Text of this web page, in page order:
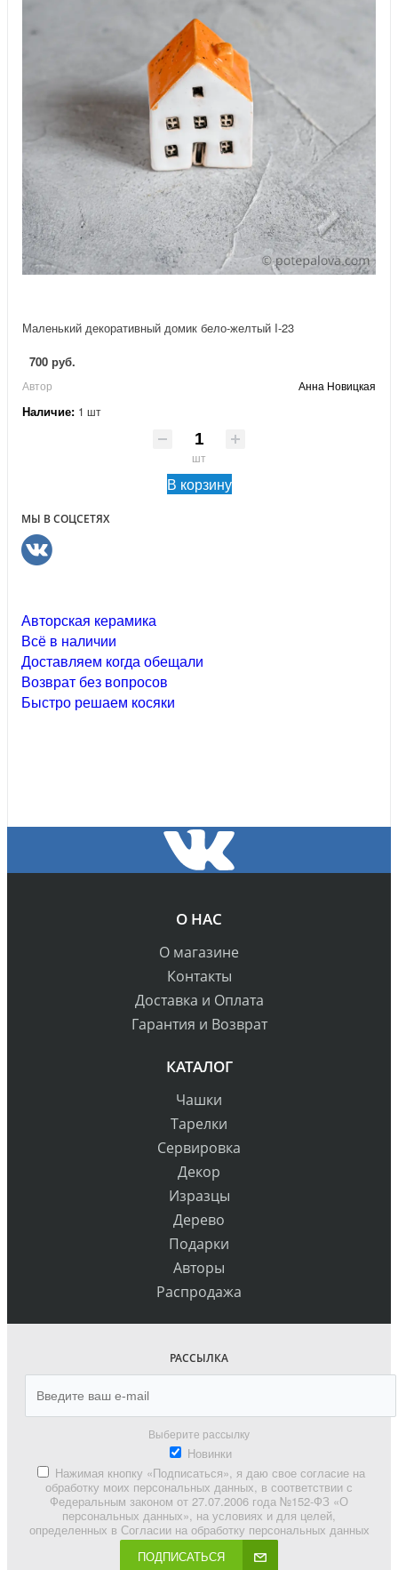
Маленький декоративный домик бело-желтый I-23
700 руб.
Автор Анна Новицкая
Наличие: 1 шт
шт
В корзину
МЫ В СОЦСЕТЯХ
Авторская керамика
Всё в наличии
Доставляем когда обещали
Возврат без вопросов
Быстро решаем косяки
О НАС
О магазине
Контакты
Доставка и Оплата
Гарантия и Возврат
КАТАЛОГ
Чашки
Тарелки
Сервировка
Декор
Изразцы
Дерево
Подарки
Авторы
Распродажа
РАССЫЛКА
Выберите рассылку
Новинки
Нажимая кнопку «Подписаться», я даю свое согласие на
обработку моих персональных данных, в соответствии с
Федеральным законом от 27.07.2006 года №152-ФЗ «О
персональных данных», на условиях и для целей,
определенных в Согласии на обработку персональных данных
ПОДПИСАТЬСЯ